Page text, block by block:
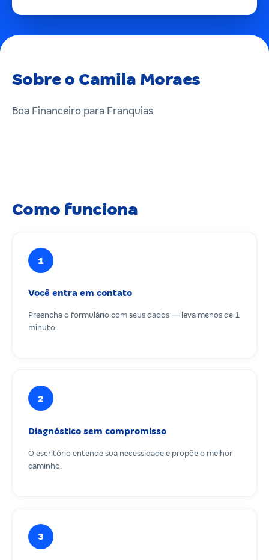
Sobre o Camila Moraes
Boa Financeiro para Franquias
Como funciona
1
Você entra em contato
Preencha o formulário com seus dados — leva menos de 1
minuto.
2
Diagnóstico sem compromisso
O escritório entende sua necessidade e propõe o melhor
caminho.
3